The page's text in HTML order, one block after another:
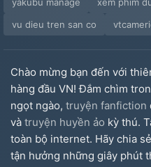
yakubu manage
xem phim
vu dieu tren san co
Chào mừng bạn đến với
hàng đầu VN! Đắm chìm
ngọt ngào, truyện fanfiction
và truyện huyền ảo kỳ thú.
toàn bộ internet. Hãy chia
tận hưởng những giây phút